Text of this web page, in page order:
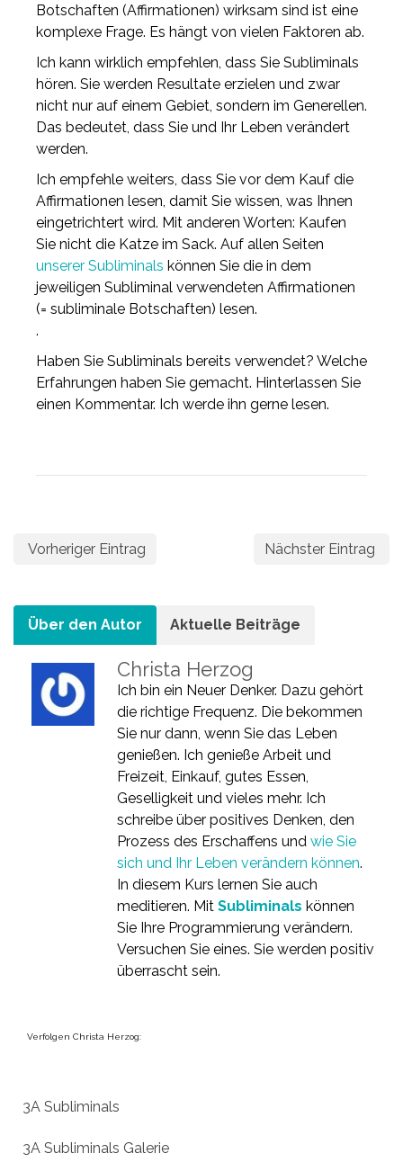
Botschaften (Affirmationen) wirksam sind ist eine
komplexe Frage. Es hängt von vielen Faktoren ab.
Ich kann wirklich empfehlen, dass Sie Subliminals
hören. Sie werden Resultate erzielen und zwar
nicht nur auf einem Gebiet, sondern im Generellen.
Das bedeutet, dass Sie und Ihr Leben verändert
werden.
Ich empfehle weiters, dass Sie vor dem Kauf die
Affirmationen lesen, damit Sie wissen, was Ihnen
eingetrichtert wird. Mit anderen Worten: Kaufen
Sie nicht die Katze im Sack. Auf allen Seiten
unserer Subliminals können Sie die in dem
jeweiligen Subliminal verwendeten Affirmationen
(= subliminale Botschaften) lesen.
.
Haben Sie Subliminals bereits verwendet? Welche
Erfahrungen haben Sie gemacht. Hinterlassen Sie
einen Kommentar. Ich werde ihn gerne lesen.
Vorheriger Eintrag Nächster Eintrag
Über den Autor Aktuelle Beiträge
Verfolgen Christa Herzog:
Christa Herzog
Ich bin ein Neuer Denker. Dazu gehört
die richtige Frequenz. Die bekommen
Sie nur dann, wenn Sie das Leben
genießen. Ich genieße Arbeit und
Freizeit, Einkauf, gutes Essen,
Geselligkeit und vieles mehr. Ich
schreibe über positives Denken, den
Prozess des Erschaffens und wie Sie
sich und Ihr Leben verändern können.
In diesem Kurs lernen Sie auch
meditieren. Mit Subliminals können
Sie Ihre Programmierung verändern.
Versuchen Sie eines. Sie werden positiv
überrascht sein.
3A Subliminals
3A Subliminals Galerie